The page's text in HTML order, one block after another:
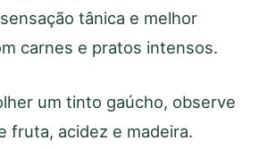
tânica e melhor
carnes e pratos intensos.
um tinto gaúcho, observe
fruta, acidez e madeira.